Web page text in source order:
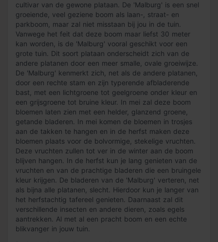
cultivar van de gewone plataan. De 'Malburg' is een snel
groeiende, veel geziene boom als laan-, straat- en
parkboom, maar zal niet misstaan bij jou in de tuin.
Vanwege het feit dat deze boom maar liefst 30 meter
kan worden, is de 'Malburg' vooral geschikt voor een
grote tuin. Dit soort plataan onderscheidt zich van de
andere platanen door een meer smalle, ovale groeiwijze.
De 'Malburg' kenmerkt zich, net als de andere platanen,
door een rechte stam en zijn typerende afbladerende
bast, met een lichtgroene tot geelgroene onder kleur en
een grijsgroene tot bruine kleur. In mei zal deze boom
bloemen laten zien met een helder, glanzend groene,
getande bladeren. In mei komen de bloemen in trosjes
aan de takken te hangen en in de herfst maken deze
bloemen plaats voor de bolvormige, stekelige vruchten.
Deze vruchten zullen tot ver in de winter aan de boom
blijven hangen. In de herfst kun je lang genieten van de
vruchten en van de prachtige bladeren die een bruingele
kleur krijgen. De bladeren van de 'Malburg' verteren, net
als bijna alle platanen, slecht. Hierdoor kun je langer van
het herfstachtig tafereel genieten. Daarnaast zal dit
verschillende insecten en andere dieren, zoals egels
aantrekken. Al met al een pracht boom en een echte
blikvanger in jouw tuin.